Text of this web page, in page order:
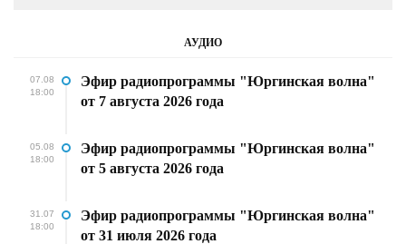
АУДИО
07.08
18:00
Эфир радиопрограммы "Юргинская волна"
от 7 августа 2026 года
05.08
18:00
Эфир радиопрограммы "Юргинская волна"
от 5 августа 2026 года
31.07
18:00
Эфир радиопрограммы "Юргинская волна"
от 31 июля 2026 года